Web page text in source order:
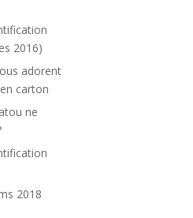
2016)
adorent
carton
ne
2018